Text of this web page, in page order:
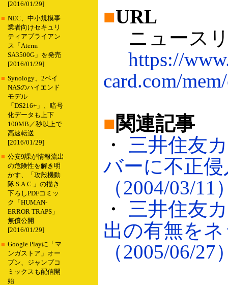
[2016/01/29]
■ NEC、中小規模事
業者向けセキュリ
ティアプライアン
ス「Aterm
SA3500G」を発売
[2016/01/29]
■ Synology、2ベイ
NASのハイエンド
モデル
「DS216+」、暗号
化データも上下
100MB／秒以上で
高速転送
[2016/01/29]
■ 公安9課が情報流出
の危険性を解き明
かす、「攻殻機動
隊 S.A.C.」の描き
下ろしPDFコミッ
ク「HUMAN-
ERROR TRAPS」
無償公開
[2016/01/29]
■ Google Playに「マ
ンガストア」オー
プン、ジャンプコ
ミックスも配信開
始
■URL
ニュース
https://
card.com/
■関連記事
・ 三井住友
バーに不正
（2004/03/11
・ 三井住友
出の有無を
（2005/06/27